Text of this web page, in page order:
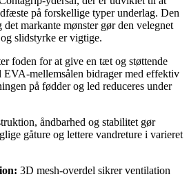
på forskellige typer underlag. Den
markante mønster gør den velegnet
slidstyrke er vigtige.
foden for at give en tæt og støttende
EVA-mellemsålen bidrager med effektiv
på fødder og led reduceres under
åndbarhed og stabilitet gør
gåture og lettere vandreture i varieret
3D mesh-overdel sikrer ventilation